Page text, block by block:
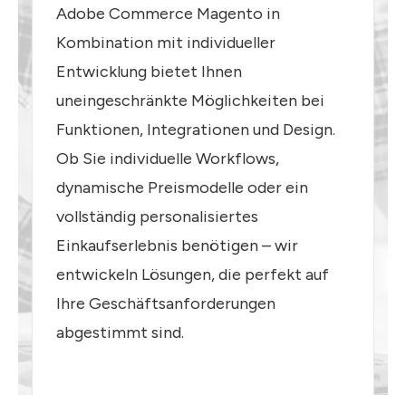
Adobe Commerce Magento in
Kombination mit individueller
Entwicklung bietet Ihnen
uneingeschränkte Möglichkeiten bei
Funktionen, Integrationen und Design.
Ob Sie individuelle Workflows,
dynamische Preismodelle oder ein
vollständig personalisiertes
Einkaufserlebnis benötigen – wir
entwickeln Lösungen, die perfekt auf
Ihre Geschäftsanforderungen
abgestimmt sind.